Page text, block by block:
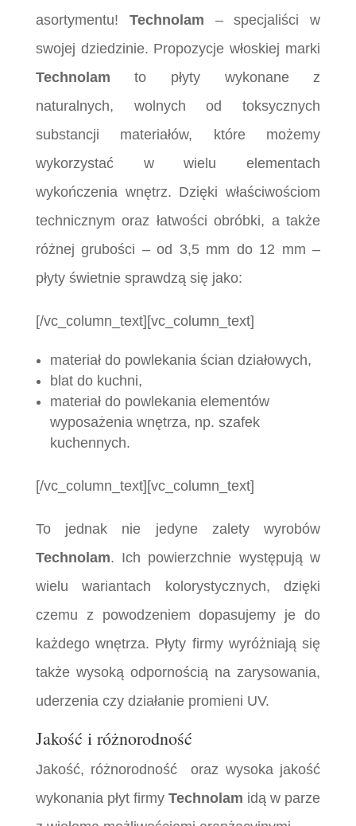
asortymentu! Technolam – specjaliści w
swojej dziedzinie. Propozycje włoskiej marki
Technolam to płyty wykonane z
naturalnych, wolnych od toksycznych
substancji materiałów, które możemy
wykorzystać w wielu elementach
wykończenia wnętrz. Dzięki właściwościom
technicznym oraz łatwości obróbki, a także
różnej grubości – od 3,5 mm do 12 mm –
płyty świetnie sprawdzą się jako:
[/vc_column_text][vc_column_text]
materiał do powlekania ścian działowych,
blat do kuchni,
materiał do powlekania elementów
wyposażenia wnętrza, np. szafek
kuchennych.
[/vc_column_text][vc_column_text]
To jednak nie jedyne zalety wyrobów
Technolam. Ich powierzchnie występują w
wielu wariantach kolorystycznych, dzięki
czemu z powodzeniem dopasujemy je do
każdego wnętrza. Płyty firmy wyróżniają się
także wysoką odpornością na zarysowania,
uderzenia czy działanie promieni UV.
Jakość i różnorodność
Jakość, różnorodność oraz wysoka jakość
wykonania płyt firmy Technolam idą w parze